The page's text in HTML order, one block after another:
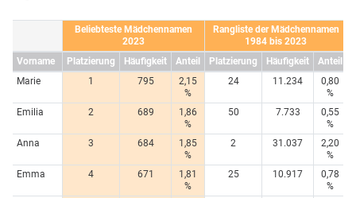
Beliebteste Mädchennamen
2023
Rangliste der Mädchennamen
1984 bis 2023
Vorname
Platzierung Häufigkeit Anteil Platzierung Häufigkeit
Anteil
Marie
1 795
2,15
%
24 11.234
0,80
%
Emilia
2 689
1,86
%
50 7.733
0,55
%
Anna
3 684
1,85
%
2 31.037
2,20
%
Emma
4 671
1,81
%
25 10.917
0,78
%